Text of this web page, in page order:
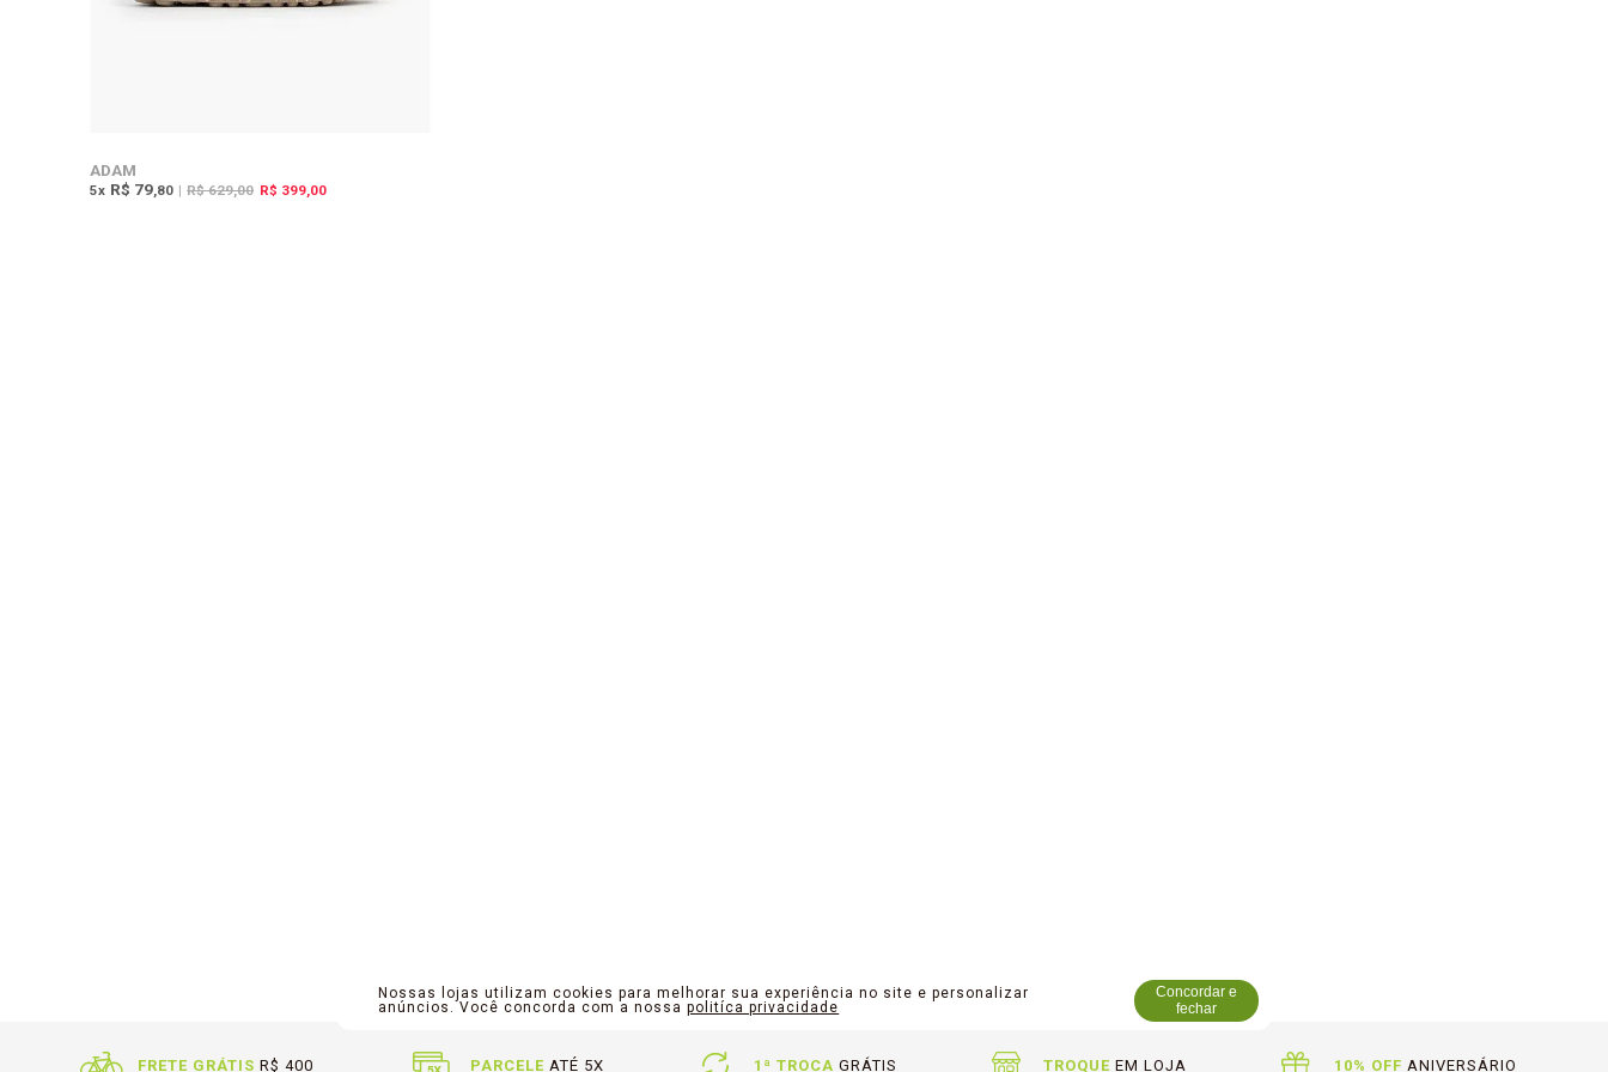
ADAM
5x R$ 79,80 | R$ 629,00 R$ 399,00
FRETE GRÁTIS R$ 400 PARCELEATÉ 5X 1ª TROCA GRÁTIS TROQUEEM LOJA 10% OFF ANIVERSÁRIO
Nossas lojas utilizam cookies para melhorar sua experiência no site e personalizar
anúncios. Você concorda com a nossapolitíca privacidade
Concordar e
fechar